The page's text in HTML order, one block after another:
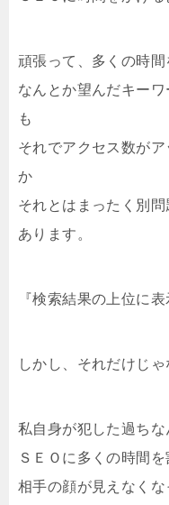
頑張って、多くの時
なんとか望んだキー
も
それでアクセス数が
か
それとはまったく別
あります。
『検索結果の上位に
しかし、それだけじゃ
私自身が犯した過ちな
ＳＥＯに多くの時間
相手の顔が見えなくな